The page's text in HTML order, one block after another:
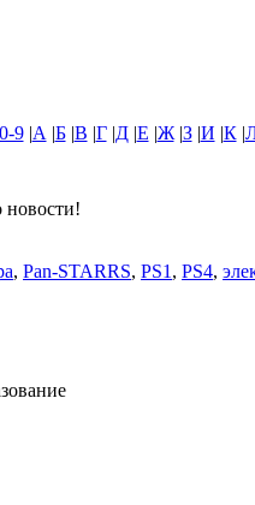
0-9|А |Б|В |Г|Д|Е |Ж|З|И |К|
новости!
, Pan-STARRS, PS1 , PS4,